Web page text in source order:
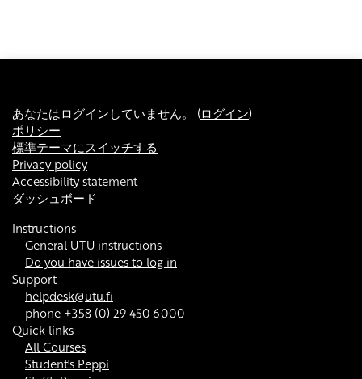
あなたはログインしていません。 (ログイン)
ポリシー
標準テーマにスイッチする
Privacy policy
Accessibility statement
ダッシュボード
Instructions
General UTU instructions
Do you have issues to log in
Support
helpdesk@utu.fi
phone +358 (0) 29 450 6000
Quick links
All Courses
Student's Peppi